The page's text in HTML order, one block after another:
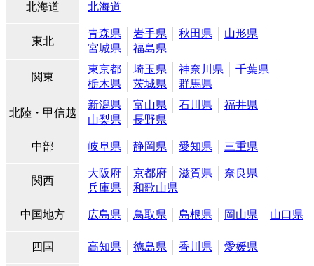
北海道 北海道
東北
青森県 岩手県 秋田県
山形県
宮城県
福島県
関東
東京都 埼玉県 神奈川県
千葉県
栃木県
茨城県 群馬県
北陸・甲信越
新潟県 富山県 石川県
福井県
山梨県
長野県
中部 岐阜県 静岡県 愛知県 三重県
関西
大阪府 京都府 滋賀県
奈良県
兵庫県
和歌山県
中国地方 広島県 鳥取県 島根県 岡山県 山口県
四国 高知県 徳島県 香川県 愛媛県